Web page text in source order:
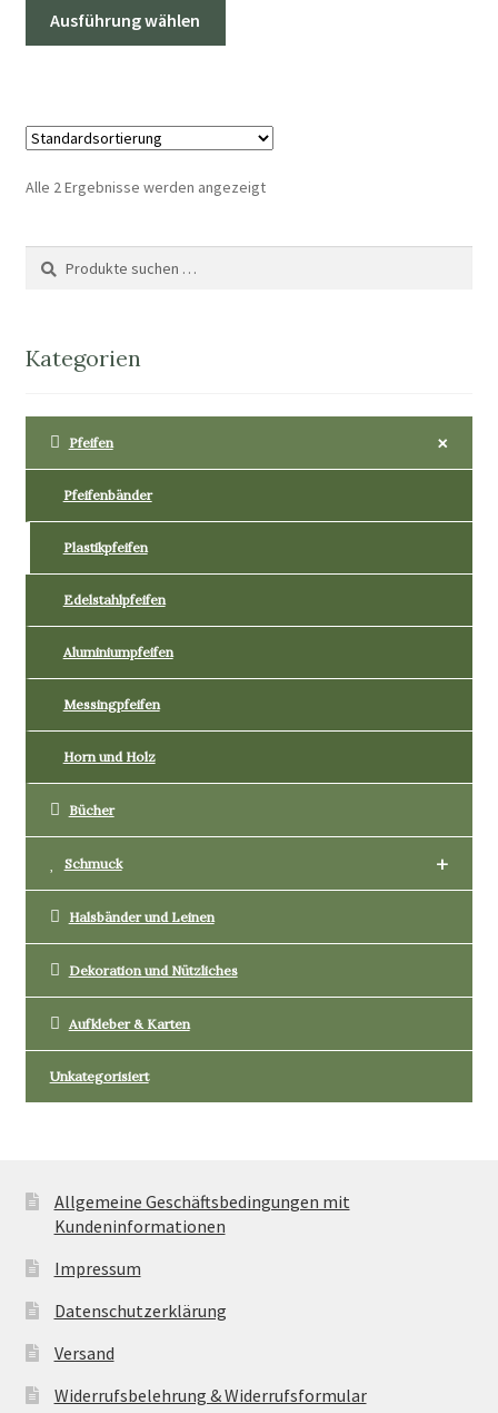
Ausführung wählen
auf.
Optionen
Alle 2 Ergebnisse werden angezeigt
Suche
nach:
Suchen
Kategorien
+
Pfeifen
Pfeifenbänder
Plastikpfeifen
Edelstahlpfeifen
Aluminiumpfeifen
Messingpfeifen
Horn und Holz
Bücher
+
Schmuck
Halsbänder und Leinen
Dekoration und Nützliches
Aufkleber & Karten
Unkategorisiert
Allgemeine Geschäftsbedingungen mit
Kundeninformationen
Impressum
Datenschutzerklärung
Versand
Widerrufsbelehrung & Widerrufsformular